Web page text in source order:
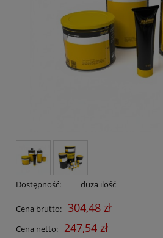
Dostępność: duża ilość
Cena brutto: 304,48 zł
Cena netto: 247,54 zł